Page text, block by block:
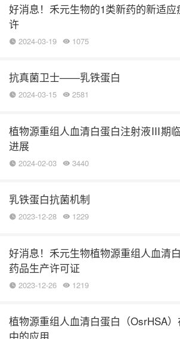
好消息！禾元生物的1类新药的新适
许
2024-03-19 1075
抗真菌卫士——乳铁蛋白
2024-03-15 2581
植物源重组人血清白蛋白注射液Ⅲ期
进展
2024-02-03 3440
乳铁蛋白抗菌机制
2023-12-28 1229
好消息！禾元生物植物源重组人血清
药品生产许可证
2023-12-26 1219
植物源重组人血清白蛋白（OsrHSA
中的应用